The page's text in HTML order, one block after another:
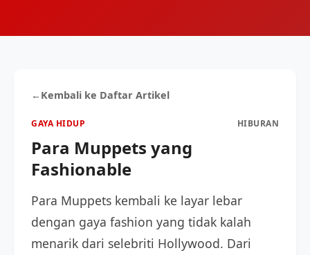
← Kembali ke Daftar Artikel
GAYA HIDUP HIBURAN
Para Muppets yang
Fashionable
Para Muppets kembali ke layar lebar
dengan gaya fashion yang tidak kalah
menarik dari selebriti Hollywood. Dari